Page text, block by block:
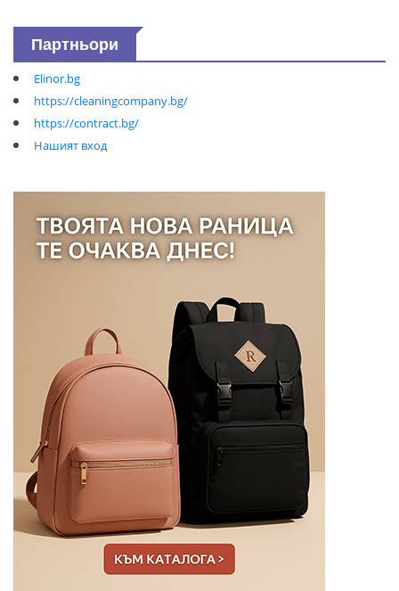
Партньори
Elinor.bg
https://cleaningcompany.bg/
https://contract.bg/
Нашият вход